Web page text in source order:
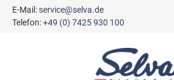
springen
E-Mail:service@selva.de
Telefon:+49 (0) 7425 930 100